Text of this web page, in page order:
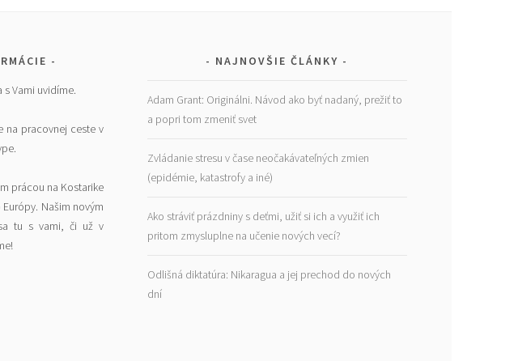
s Vami uvidíme.
na pracovnej ceste v
prácou na Kostarike
Našim novým
tu s vami, či už v
NAJNOVŠIE ČLÁNKY
Adam Grant: Originálni. Návod ako byť nadaný, prežiť to
a popri tom zmeniť svet
Zvládanie stresu v čase neočakávateľných zmien
(epidémie, katastrofy a iné)
Ako stráviť prázdniny s deťmi, užiť si ich a využiť ich
pritom zmysluplne na učenie nových vecí?
Odlišná diktatúra: Nikaragua a jej prechod do nových
dní